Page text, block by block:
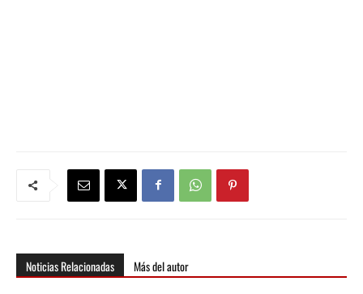
Noticias Relacionadas Más del autor